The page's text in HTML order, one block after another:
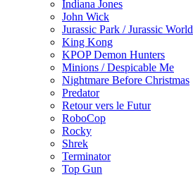
Indiana Jones
John Wick
Jurassic Park / Jurassic World
King Kong
KPOP Demon Hunters
Minions / Despicable Me
Nightmare Before Christmas
Predator
Retour vers le Futur
RoboCop
Rocky
Shrek
Terminator
Top Gun